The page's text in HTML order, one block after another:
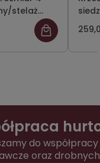
stelaż
do
oraz